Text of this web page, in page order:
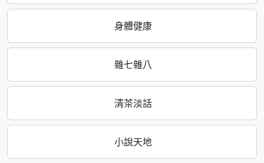
身體健康
雜七雜八
清茶淡話
小說天地